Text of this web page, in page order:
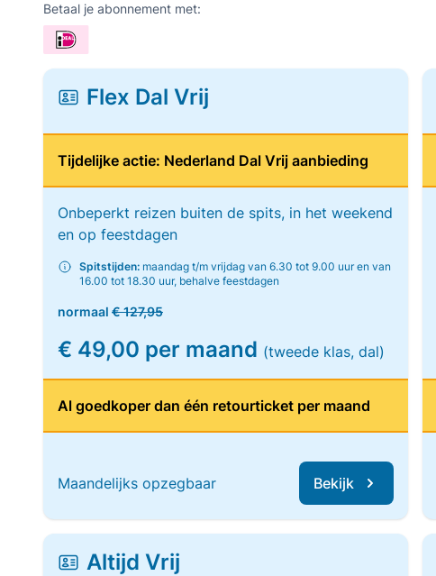
Betaal je abonnement met:
Flex Dal Vrij
Tijdelijke actie: Nederland Dal Vrij aanbieding
Onbeperkt reizen buiten de spits, in het weekend
en op feestdagen
Spitstijden: maandag t/m vrijdag van 6.30 tot 9.00 uur en van
16.00 tot 18.30 uur, behalve feestdagen
normaal € 127,95
€ 49,00 per maand (tweede klas, dal)
Al goedkoper dan één retourticket per maand
Maandelijks opzegbaar Bekijk
Altijd Vrij